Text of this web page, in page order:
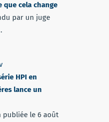
que cela change
par un juge
HPI en
lance un
publiée le 6 août